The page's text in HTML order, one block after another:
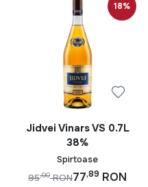
18%
Jidvei Vinars VS 0.7L
38%
Spirtoase
77,89 RON
95,00 RON